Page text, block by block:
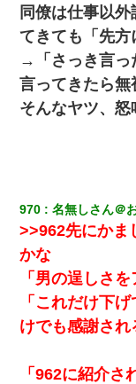
【衝撃】ヤンキー女
小学生の息子が急に
『わかんない！』っ
「話してみるよ」→
夫に癌の余命宣告。
新卒の女性社員に1
上司「話をしてみ
同僚は仕事以
てきても「先方
→「さっき言っ
言ってきたら無
そんなヤツ、怒
970 名無しさん＠
>>962先にかま
かな
「男の逞しさ
「これだけ下
けでも感謝さ
「962に紹介